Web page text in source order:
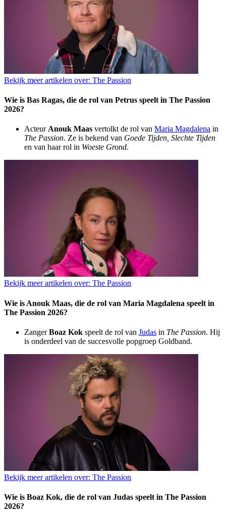
Bekijk meer artikelen over: The Passion
Wie is Bas Ragas, die de rol van Petrus speelt in The Passion
2026?
ActeurAnouk Maas vertolkt de rol van Maria Magdalena in
The Passion. Ze is bekend van Goede Tijden, Slechte Tijden
en van haar rol in Woeste Grond.
Bekijk meer artikelen over: The Passion
Wie is Anouk Maas, die de rol van Maria Magdalena speelt in
The Passion 2026?
ZangerBoaz Kok speelt de rol van Judas in The Passion. Hij
is onderdeel van de succesvolle popgroep Goldband.
Bekijk meer artikelen over: The Passion
Wie is Boaz Kok, die de rol van Judas speelt in The Passion
2026?